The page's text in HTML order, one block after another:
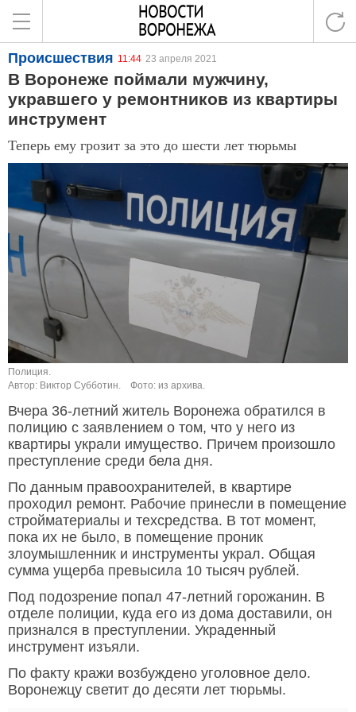
Происшествия 11:44 23 апреля 2021
В Воронеже поймали мужчину,
укравшего у ремонтников из квартиры
инструмент
Теперь ему грозит за это до шести лет тюрьмы
Полиция.
Автор: Виктор Субботин.
Фото: из архива.
Вчера 36-летний житель Воронежа обратился в
полицию с заявлением о том, что у него из
квартиры украли имущество. Причем произошло
преступление среди бела дня.
По данным правоохранителей, в квартире
проходил ремонт. Рабочие принесли в помещение
стройматериалы и техсредства. В тот момент,
пока их не было, в помещение проник
злоумышленник и инструменты украл. Общая
сумма ущерба превысила 10 тысяч рублей.
Под подозрение попал 47-летний горожанин. В
отделе полиции, куда его из дома доставили, он
признался в преступлении. Украденный
инструмент изъяли.
По факту кражи возбуждено уголовное дело.
Воронежцу светит до десяти лет тюрьмы.